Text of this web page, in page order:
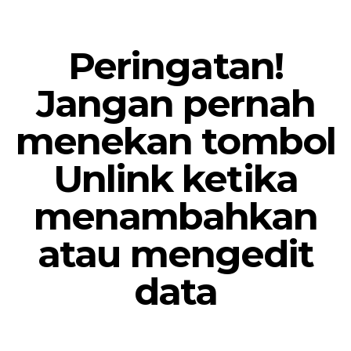
Peringatan!
Jangan pernah
menekan tombol
Unlink ketika
menambahkan
atau mengedit
data